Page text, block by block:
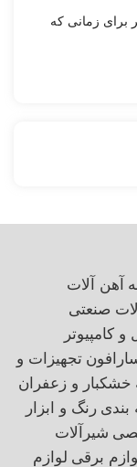
برای زمانی که
آهن آلات
صنعتی
کامپیوتر
تجهیزات و
خشکبار و زعفران
بندی رنگ و ابزار
شیرآلات
برقی لوازم